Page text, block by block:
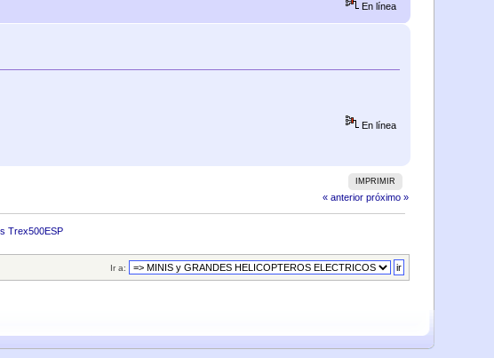
En línea
En línea
IMPRIMIR
« anterior próximo »
Trex500ESP
Ir a: